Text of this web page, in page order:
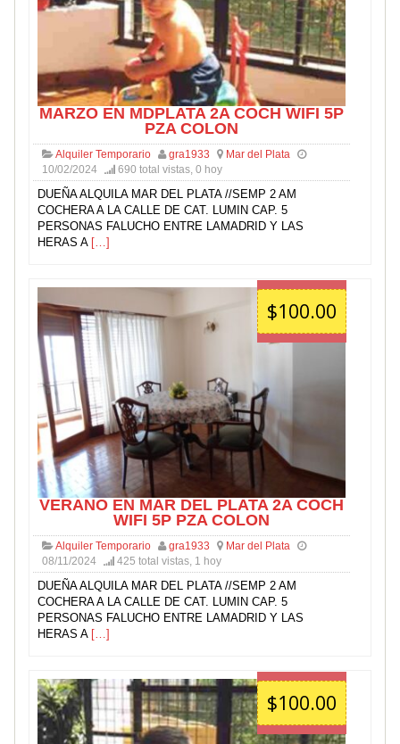
MARZO EN MDPLATA 2A COCH WIFI 5P
PZA COLON
Alquiler Temporario gra1933
Mar del Plata
10/02/2024
690 total vistas, 0 hoy
DUEÑA ALQUILA MAR DEL PLATA //SEMP 2 AM
COCHERA A LA CALLE DE CAT. LUMIN CAP. 5
PERSONAS FALUCHO ENTRE LAMADRID Y LAS
HERAS A […]
$100.00
VERANO EN MAR DEL PLATA 2A COCH
WIFI 5P PZA COLON
Alquiler Temporario gra1933
Mar del Plata
08/11/2024
425 total vistas, 1 hoy
DUEÑA ALQUILA MAR DEL PLATA //SEMP 2 AM
COCHERA A LA CALLE DE CAT. LUMIN CAP. 5
PERSONAS FALUCHO ENTRE LAMADRID Y LAS
HERAS A […]
$100.00